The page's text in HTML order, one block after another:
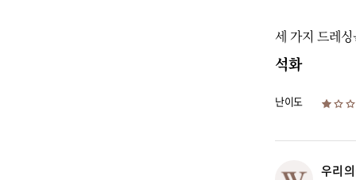
세 가지 드레
석화
난이도
우리